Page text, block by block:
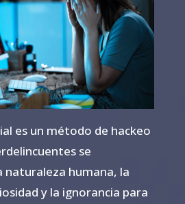
es un método de hackeo
se
naturaleza humana, la
y la ignorancia para